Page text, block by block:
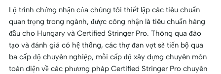
Lộ trình chứng nhận của chúng tôi thiết lập các tiêu chuẩn
quan trọng trong ngành, được công nhận là tiêu chuẩn hàng
đầu cho Hungary và Certified Stringer Pro. Thông qua đào
tạo và đánh giá có hệ thống, các thợ đan vợt sẽ tiến bộ qua
ba cấp độ chuyên nghiệp, mỗi cấp độ xây dựng chuyên môn
toàn diện về các phương pháp Certified Stringer Pro chuyên